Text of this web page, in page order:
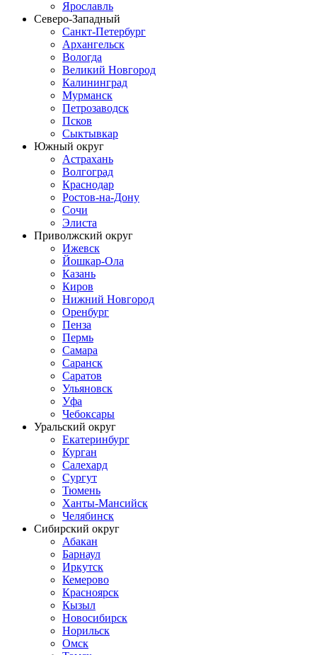
Ярославль
Северо-Западный
Санкт-Петербург
Архангельск
Вологда
Великий Новгород
Калининград
Мурманск
Петрозаводск
Псков
Сыктывкар
Южный округ
Астрахань
Волгоград
Краснодар
Ростов-на-Дону
Сочи
Элиста
Приволжский округ
Ижевск
Йошкар-Ола
Казань
Киров
Нижний Новгород
Оренбург
Пенза
Пермь
Самара
Саранск
Саратов
Ульяновск
Уфа
Чебоксары
Уральский округ
Екатеринбург
Курган
Салехард
Сургут
Тюмень
Ханты-Мансийск
Челябинск
Сибирский округ
Абакан
Барнаул
Иркутск
Кемерово
Красноярск
Кызыл
Новосибирск
Норильск
Омск